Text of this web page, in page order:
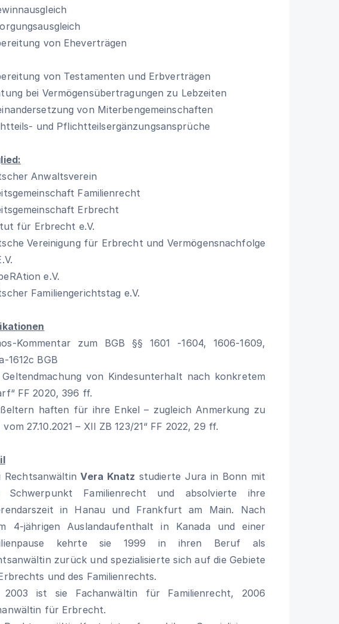
von Eheverträgen
von Testamenten und Erbverträgen
bei Vermögensübertragungen zu Lebzeiten
von Miterbengemeinschaften
und Pflichtteilsergänzungsansprüche
Anwaltsverein
Familienrecht
Erbrecht
für Erbrecht e.V.
Vereinigung für Erbrecht und Vermögensnachfolge
e.V.
Familiengerichtstag e.V.
Kommentar zum BGB §§ 1601 -1604, 1606-1609,
1612c BGB
Geltendmachung von Kindesunterhalt nach konkretem
FF 2020, 396 ff.
haften für ihre Enkel – zugleich Anmerkung zu
vom 27.10.2021 – XII ZB 123/21“ FF 2022, 29 ff.
RechtsanwältinVera Knatz studierte Jura in Bonn mit
Schwerpunkt Familienrecht und absolvierte ihre
in Hanau und Frankfurt am Main. Nach
4-jährigen Auslandaufenthalt in Kanada und einer
kehrte sie 1999 in ihren Beruf als
zurück und spezialisierte sich auf die Gebiete
und des Familienrechts.
2003 ist sie Fachanwältin für Familienrecht, 2006
für Erbrecht.